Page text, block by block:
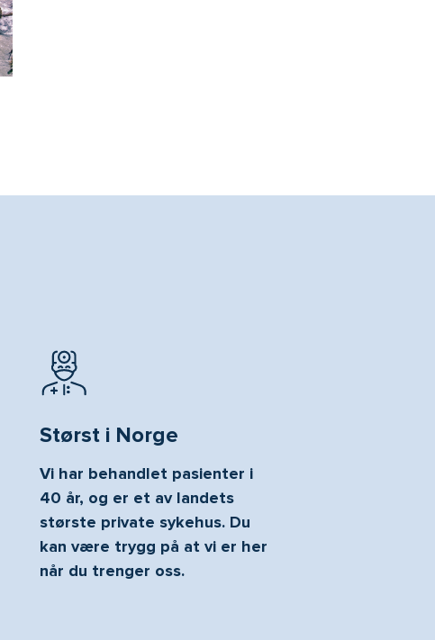
Størst i Norge
Vi har behandlet pasienter i
40 år, og er et av landets
største private sykehus. Du
kan være trygg på at vi er her
når du trenger oss.